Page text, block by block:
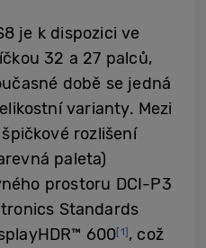
je k dispozici ve
32 a 27 palců,
době se jedná
varianty. Mezi
rozlišení
paleta)
prostoru DCI-P3
Standards
600[1] , což